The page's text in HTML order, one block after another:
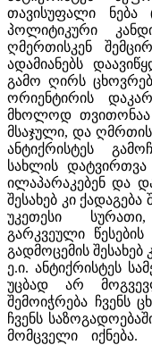
თავისუფალი
პოლიტიკური
ღმერთისკენ
ადამიანებს
გამო ღირს
ორიენტირის
მხოლოდ თვითონაა
მსაჯული, და ღმრთის
ანტიქრისტეს
სახლის დატვირთვა
ილაპარაკებენ და
შესახებ კი
უკეთესი
გარკვეული
გადმოცემის
ე.ი. ანტიქრისტეს
უცბად არ
შემოიჭრება ჩვენს
ჩვენს
მომცველი